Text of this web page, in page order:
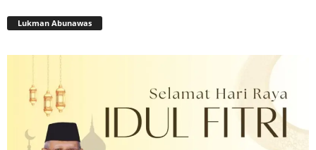
Lukman Abunawas